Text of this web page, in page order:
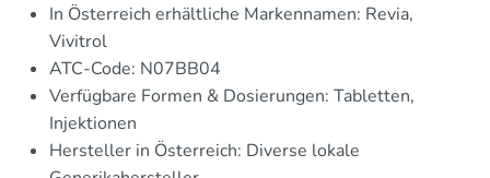
In Österreich erhältliche Markennamen: Revia,
Vivitrol
ATC-Code: N07BB04
Verfügbare Formen & Dosierungen: Tabletten,
Injektionen
Hersteller in Österreich: Diverse lokale